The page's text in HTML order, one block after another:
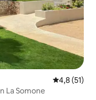
4,8 (51)
La Somone